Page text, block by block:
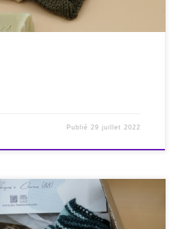
Publié29 juillet 2022
petits de vêtements et produits